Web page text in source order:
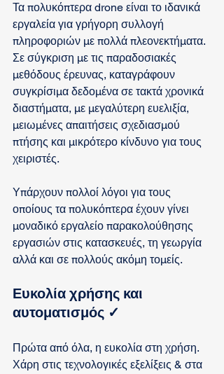
Τα πολυκόπτερα drone είναι το ιδανικά
εργαλεία για γρήγορη συλλογή
πληροφοριών με πολλά πλεονεκτήματα.
Σε σύγκριση με τις παραδοσιακές
μεθόδους έρευνας, καταγράφουν
συγκρίσιμα δεδομένα σε τακτά χρονικά
διαστήματα, με μεγαλύτερη ευελιξία,
μειωμένες απαιτήσεις σχεδιασμού
πτήσης και μικρότερο κίνδυνο για τους
χειριστές.
Υπάρχουν πολλοί λόγοι για τους
οποίους τα πολυκόπτερα έχουν γίνει
μοναδικό εργαλείο παρακολούθησης
εργασιών στις κατασκευές, τη γεωργία
αλλά και σε πολλούς ακόμη τομείς.
Ευκολία χρήσης και
αυτοματισμός ✓
Πρώτα από όλα, η ευκολία στη χρήση.
Χάρη στις τεχνολογικές εξελίξεις & στα